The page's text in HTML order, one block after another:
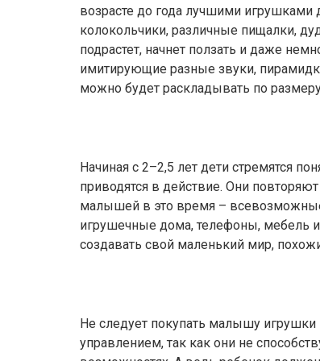
возрасте до года лучшими
колокольчики, различные пищалки,
подрастет, начнет ползать и даже
имитирующие разные звуки,
можно будет раскладывать по
Начиная с 2–2,5 лет дети стремятся
приводятся в действие. Они
малышей в это время –
игрушечные дома, телефоны, мебель
создавать свой маленький мир,
Не следует покупать малышу
управлением, так как они не